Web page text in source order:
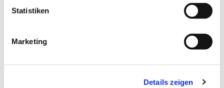
Statistiken
Marketing
Details zeigen